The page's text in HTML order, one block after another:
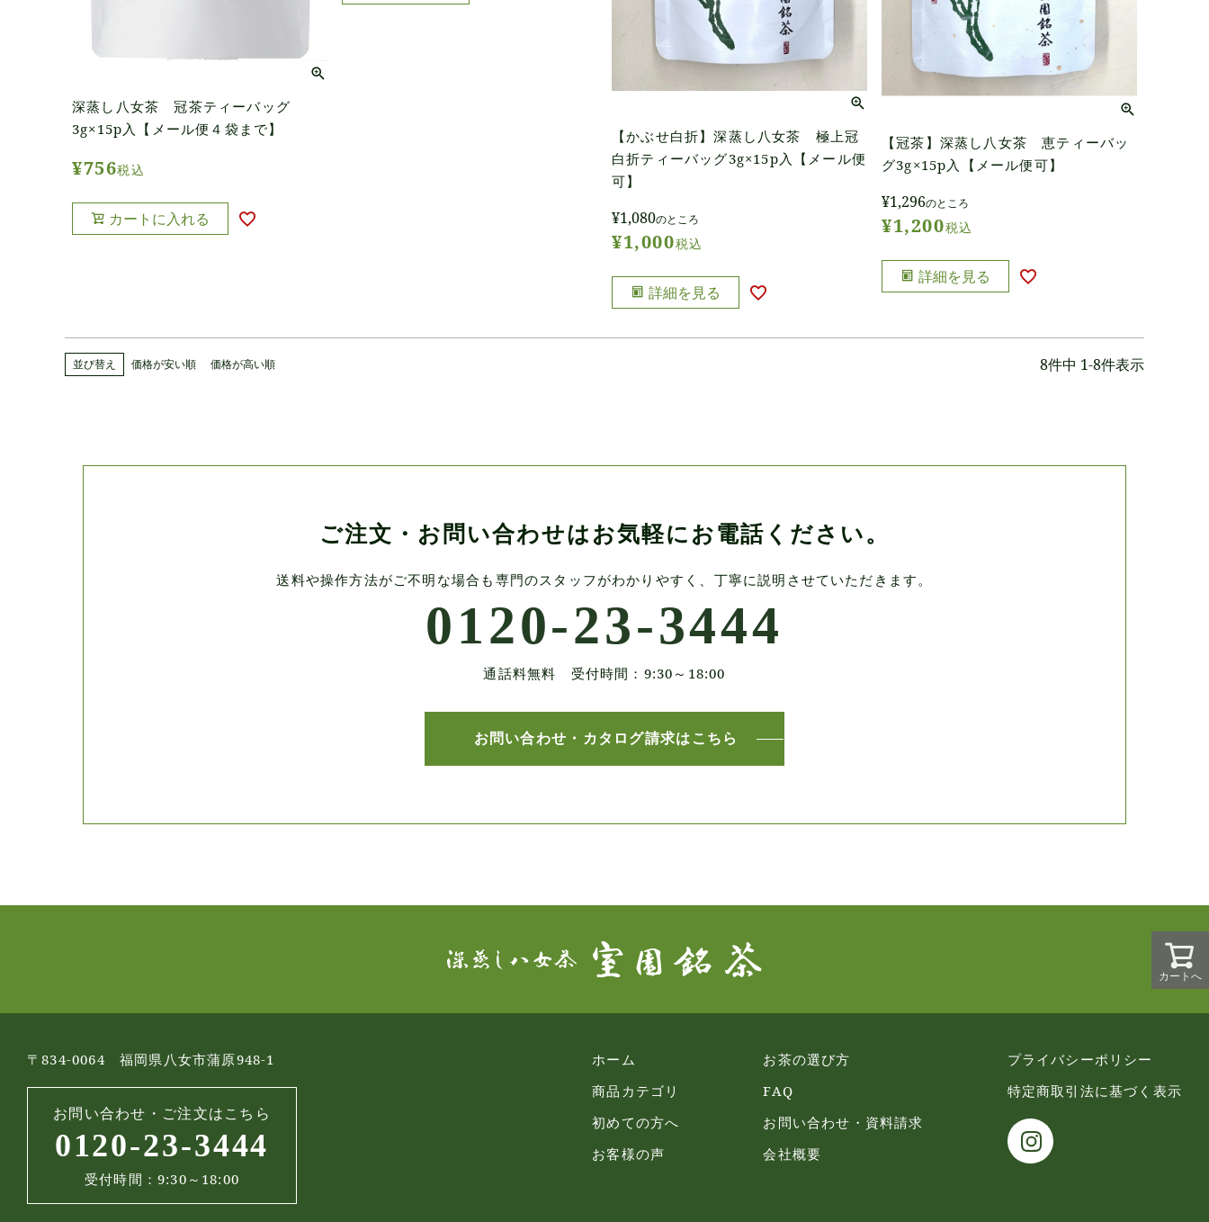
深蒸し八女茶 冠茶ティーバッグ
3g×15p入【メール便４袋まで】
¥756税込
カートに入れる
【かぶせ白折】深蒸し八女茶 極上冠
白折ティーバッグ3g×15p入【メール便
可】
¥1,080のところ
¥1,000税込
詳細を見る
【冠茶】深蒸し八女茶 恵ティーバッ
グ3g×15p入【メール便可】
¥1,296のところ
¥1,200税込
詳細を見る
並び替え 価格が安い順 価格が高い順 8件中 1-8件表示
ご注文・お問い合わせはお気軽にお電話ください。
送料や操作方法がご不明な場合も 専門のスタッフがわかりやすく、 丁寧に説明させていただきます。
0120-23-3444
通話料無料 受付時間：9:30～18:00
お問い合わせ・ カタログ請求はこちら
カートへ
〒834-0064 福岡県八女市蒲原948-1
お問い合わせ・ご注文はこちら
0120-23-3444
受付時間：9:30～18:00
ホーム
商品カテゴリ
初めての方へ
お客様の声
お茶の選び方
FAQ
お問い合わせ・資料請求
会社概要
プライバシーポリシー
特定商取引法に基づく表示